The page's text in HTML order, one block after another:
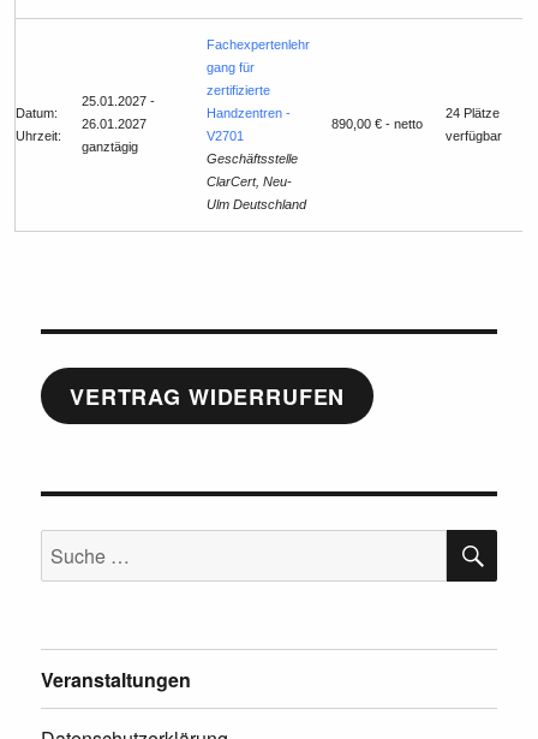
Datum:
Uhrzeit:
25.01.2027 -
26.01.2027
ganztägig
Fachexpertenlehr
gang für
zertifizierte
Handzentren -
V2701
Geschäftsstelle
ClarCert, Neu-
Ulm Deutschland
890,00 € - netto
24 Plätze
verfügbar
VERTRAG WIDERRUFEN
Suche
nach:
Veranstaltungen